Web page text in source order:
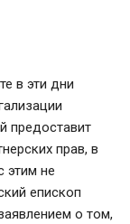
в эти дни
предоставит
прав, в
этим не
епископ
о том,